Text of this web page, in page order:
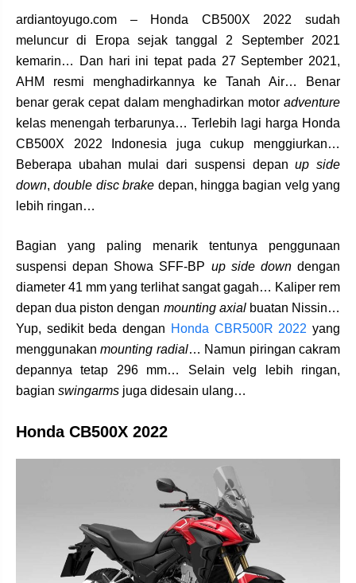
ardiantoyugo.com – Honda CB500X 2022 sudah
meluncur di Eropa sejak tanggal 2 September 2021
kemarin… Dan hari ini tepat pada 27 September 2021,
AHM resmi menghadirkannya ke Tanah Air… Benar
benar gerak cepat dalam menghadirkan motor adventure
kelas menengah terbarunya… Terlebih lagi harga Honda
CB500X 2022 Indonesia juga cukup menggiurkan…
Beberapa ubahan mulai dari suspensi depanup side
down,double disc brake depan, hingga bagian velg yang
lebih ringan…
Bagian yang paling menarik tentunya penggunaan
suspensi depan Showa SFF-BP up side downdengan
diameter 41 mm yang terlihat sangat gagah… Kaliper rem
depan dua piston dengan mounting axialbuatan Nissin…
Yup, sedikit beda dengan Honda CBR500R 2022 yang
menggunakanmounting radial… Namun piringan cakram
depannya tetap 296 mm… Selain velg lebih ringan,
bagian swingarms juga didesain ulang…
Honda CB500X 2022